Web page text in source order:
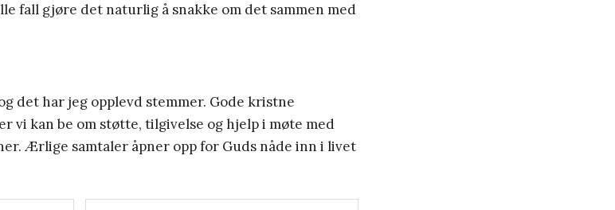
fall gjøre det naturlig å snakke om det sammen med
det har jeg opplevd stemmer. Gode kristne
vi kan be om støtte, tilgivelse og hjelp i møte med
Ærlige samtaler åpner opp for Guds nåde inn i livet